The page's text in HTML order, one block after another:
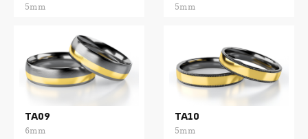
5mm 5mm
TA09
6mm
TA10
5mm